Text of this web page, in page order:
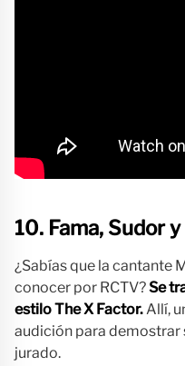
10. Fama, Sudor
¿Sabías que la cantante
conocer por RCTV?Se
estilo The X Factor. Allí,
audición para demostrar
jurado.